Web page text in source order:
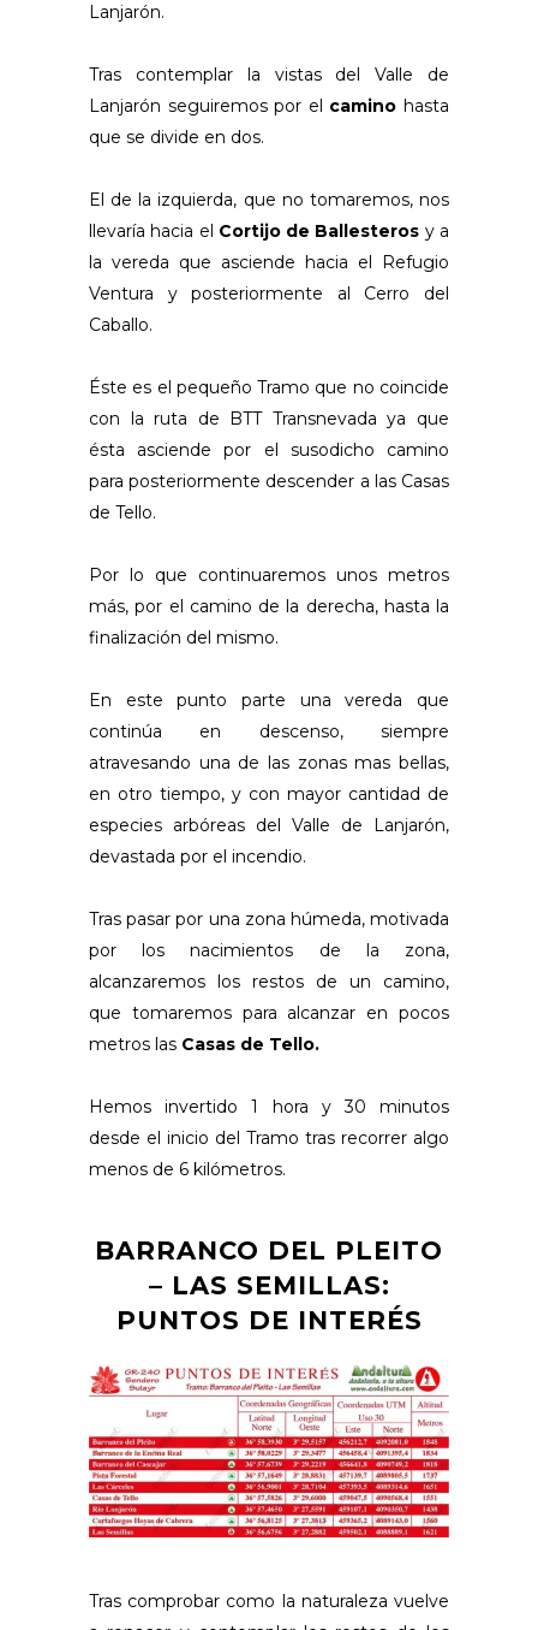
Lanjarón.
Tras contemplar la vistas del Valle de
Lanjarón seguiremos por el camino hasta
que se divide en dos.
El de la izquierda, que no tomaremos, nos
llevaría hacia el Cortijo de Ballesteros y a
la vereda que asciende hacia el Refugio
Ventura y posteriormente al Cerro del
Caballo.
Éste es el pequeño Tramo que no coincide
con la ruta de BTT Transnevada ya que
ésta asciende por el susodicho camino
para posteriormente descender a las Casas
de Tello.
Por lo que continuaremos unos metros
más, por el camino de la derecha, hasta la
finalización del mismo.
En este punto parte una vereda que
continúa en descenso, siempre
atravesando una de las zonas mas bellas,
en otro tiempo, y con mayor cantidad de
especies arbóreas del Valle de Lanjarón,
devastada por el incendio.
Tras pasar por una zona húmeda, motivada
por los nacimientos de la zona,
alcanzaremos los restos de un camino,
que tomaremos para alcanzar en pocos
metros las Casas de Tello.
Hemos invertido 1 hora y 30 minutos
desde el inicio del Tramo tras recorrer algo
menos de 6 kilómetros.
BARRANCO DEL PLEITO
– LAS SEMILLAS:
PUNTOS DE INTERÉS
Tras comprobar como la naturaleza vuelve